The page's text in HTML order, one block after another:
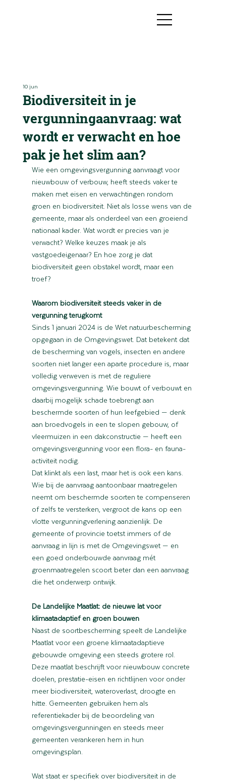
Biodiversiteit in je
vergunningaanvraag: wat
wordt er verwacht en hoe
pak je het slim aan?
10 jun
Wie een omgevingsvergunning aanvraagt voor
nieuwbouw of verbouw, heeft steeds vaker te
maken met eisen en verwachtingen rondom
groen en biodiversiteit. Niet als losse wens van de
gemeente, maar als onderdeel van een groeiend
nationaal kader. Wat wordt er precies van je
verwacht? Welke keuzes maak je als
vastgoedeigenaar? En hoe zorg je dat
biodiversiteit geen obstakel wordt, maar een
troef?
Waarom biodiversiteit steeds vaker in de
vergunning terugkomt
Sinds 1 januari 2024 is de Wet natuurbescherming
opgegaan in de Omgevingswet. Dat betekent dat
de bescherming van vogels, insecten en andere
soorten niet langer een aparte procedure is, maar
volledig verweven is met de reguliere
omgevingsvergunning. Wie bouwt of verbouwt en
daarbij mogelijk schade toebrengt aan
beschermde soorten of hun leefgebied — denk
aan broedvogels in een te slopen gebouw, of
vleermuizen in een dakconstructie — heeft een
omgevingsvergunning voor een flora- en fauna-
activiteit nodig.
Dat klinkt als een last, maar het is ook een kans.
Wie bij de aanvraag aantoonbaar maatregelen
neemt om beschermde soorten te compenseren
of zelfs te versterken, vergroot de kans op een
vlotte vergunningverlening aanzienlijk. De
gemeente of provincie toetst immers of de
aanvraag in lijn is met de Omgevingswet — en
een goed onderbouwde aanvraag mét
groenmaatregelen scoort beter dan een aanvraag
die het onderwerp ontwijk.
De Landelijke Maatlat: de nieuwe lat voor
klimaatadaptief en groen bouwen
Naast de soortbescherming speelt de Landelijke
Maatlat voor een groene klimaatadaptieve
gebouwde omgeving een steeds grotere rol.
Deze maatlat beschrijft voor nieuwbouw concrete
doelen, prestatie-eisen en richtlijnen voor onder
meer biodiversiteit, wateroverlast, droogte en
hitte. Gemeenten gebruiken hem als
referentiekader bij de beoordeling van
omgevingsvergunningen en steeds meer
gemeenten verankeren hem in hun
omgevingsplan.
Wat staat er specifiek over biodiversiteit in de